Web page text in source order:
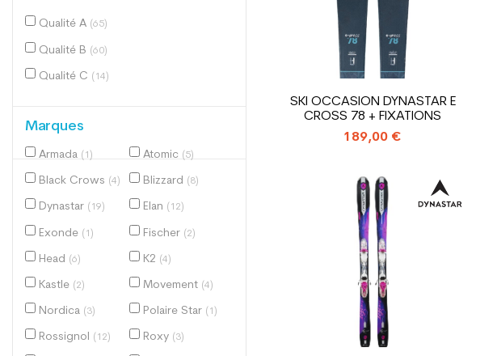
Qualité A (65)
Qualité B (60)
Qualité C (14)
Marques
Armada (1) Atomic (5)
Black Crows (4) Blizzard (8)
Dynastar (19) Elan (12)
Exonde (1) Fischer (2)
Head (6) K2 (4)
Kastle (2) Movement (4)
Nordica (3) Polaire Star (1)
Rossignol (12) Roxy (3)
SKI OCCASION DYNASTAR E
CROSS 78 + FIXATIONS
189,00 €